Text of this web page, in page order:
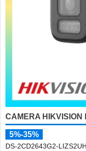
CAMERA HIKVISION
5%-35%
DS-2CD2643G2-